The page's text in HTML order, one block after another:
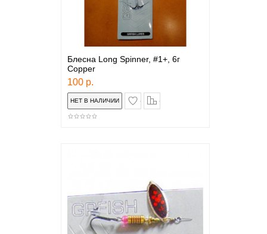
Блесна Long Spinner, #1+, 6г
Copper
100 р.
в закладки